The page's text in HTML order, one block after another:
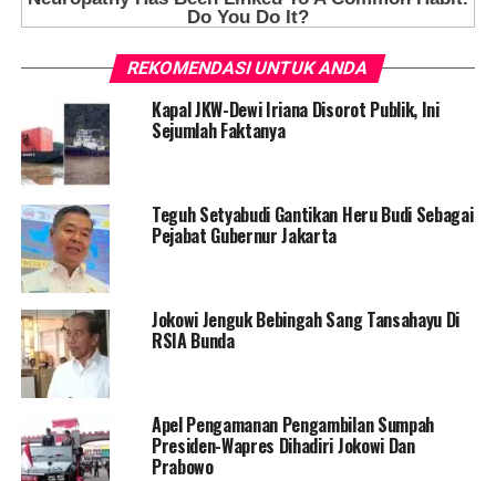
REKOMENDASI UNTUK ANDA
Kapal JKW-Dewi Iriana Disorot Publik, Ini
Sejumlah Faktanya
Teguh Setyabudi Gantikan Heru Budi Sebagai
Pejabat Gubernur Jakarta
Jokowi Jenguk Bebingah Sang Tansahayu Di
RSIA Bunda
Apel Pengamanan Pengambilan Sumpah
Presiden-Wapres Dihadiri Jokowi Dan
Prabowo